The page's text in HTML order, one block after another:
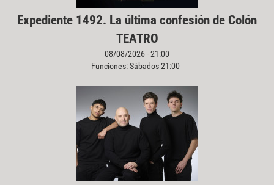
Expediente 1492. La última confesión de Colón
TEATRO
08/08/2026 - 21:00
Funciones: Sábados 21:00